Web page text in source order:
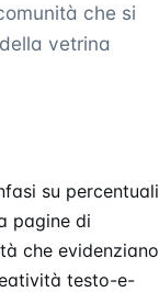
che si
vetrina
su percentuali
pagine di
che evidenziano
testo-e-